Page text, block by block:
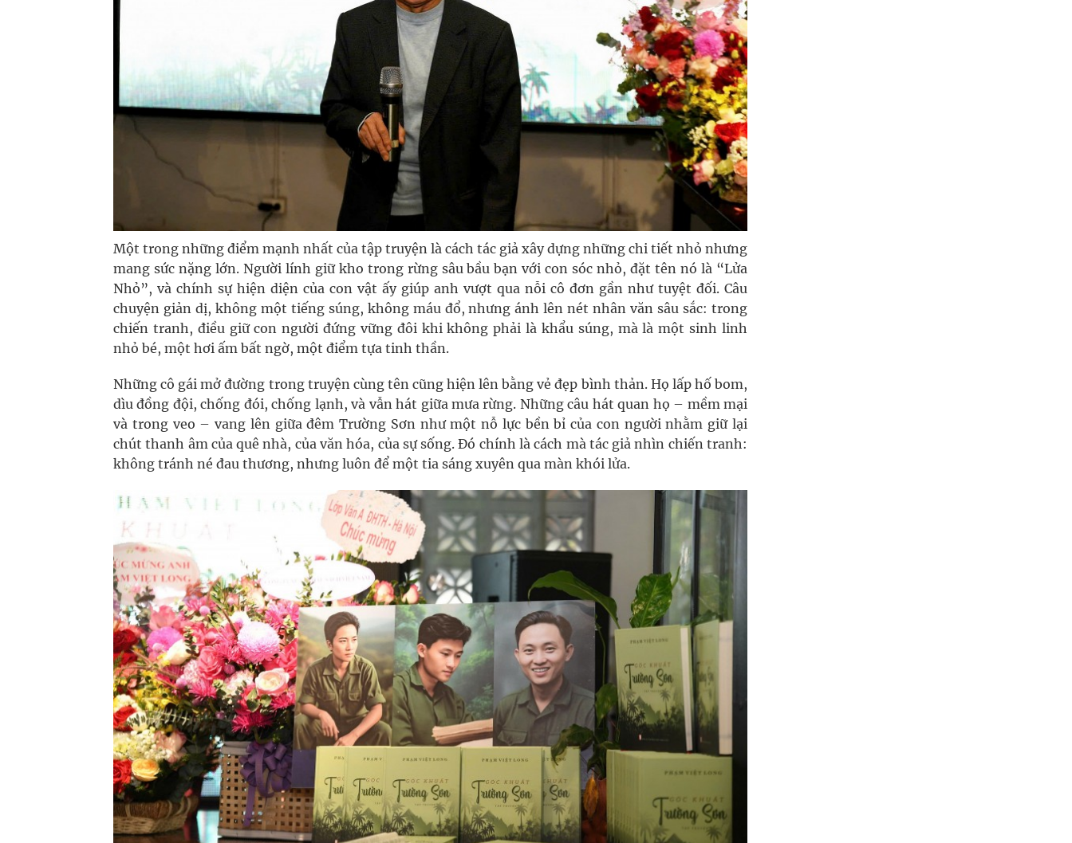
Một trong những điểm mạnh nhất của tập truyện là cách tác giả xây dựng những chi tiết nhỏ nhưng
mang sức nặng lớn. Người lính giữ kho trong rừng sâu bầu bạn với con sóc nhỏ, đặt tên nó là “Lửa
Nhỏ”, và chính sự hiện diện của con vật ấy giúp anh vượt qua nỗi cô đơn gần như tuyệt đối. Câu
chuyện giản dị, không một tiếng súng, không máu đổ, nhưng ánh lên nét nhân văn sâu sắc: trong
chiến tranh, điều giữ con người đứng vững đôi khi không phải là khẩu súng, mà là một sinh linh
nhỏ bé, một hơi ấm bất ngờ, một điểm tựa tinh thần.
Những cô gái mở đường trong truyện cùng tên cũng hiện lên bằng vẻ đẹp bình thản. Họ lấp hố bom,
dìu đồng đội, chống đói, chống lạnh, và vẫn hát giữa mưa rừng. Những câu hát quan họ – mềm mại
và trong veo – vang lên giữa đêm Trường Sơn như một nỗ lực bền bỉ của con người nhằm giữ lại
chút thanh âm của quê nhà, của văn hóa, của sự sống. Đó chính là cách mà tác giả nhìn chiến tranh:
không tránh né đau thương, nhưng luôn để một tia sáng xuyên qua màn khói lửa.